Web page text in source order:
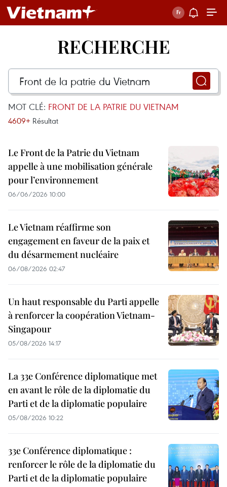
RECHERCHE
MOT CLÉ: FRONT DE LA PATRIE DU VIETNAM
4609+ Résultat
Le Front de la Patrie du Vietnam
appelle à une mobilisation générale
pour l’environnement
06/06/2026 10:00
Le Vietnam réaffirme son
engagement en faveur de la paix et
du désarmement nucléaire
06/08/2026 02:47
Un haut responsable du Parti appelle
à renforcer la coopération Vietnam-
Singapour
05/08/2026 14:17
La 33e Conférence diplomatique met
en avant le rôle de la diplomatie du
Parti et de la diplomatie populaire
05/08/2026 10:22
33e Conférence diplomatique :
renforcer le rôle de la diplomatie du
Parti et de la diplomatie populaire